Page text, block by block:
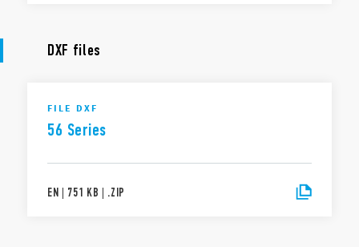
DXF files
FILE DXF
56 Series
EN | 751 KB | .ZIP